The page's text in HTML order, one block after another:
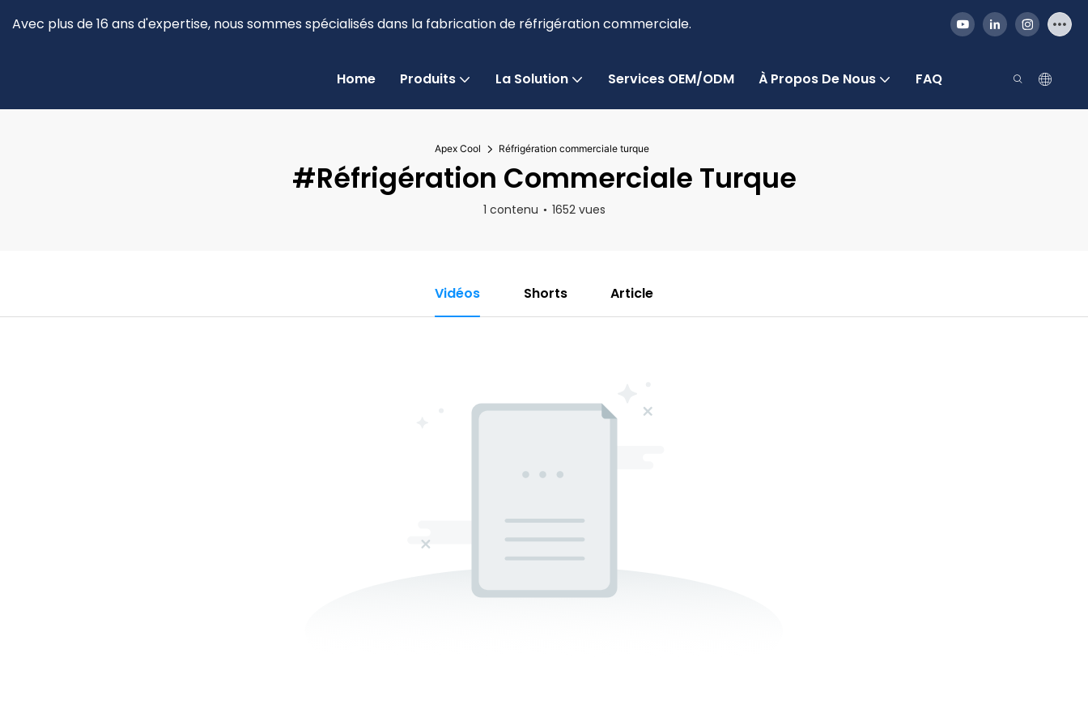
Avec plus de 16 ans d'expertise, nous sommes spécialisés dans la fabrication de réfrigération commerciale.
Home Produits La Solution Services OEM/ODM À Propos De Nous FAQ
Apex Cool Réfrigération commerciale turque
#Réfrigération Commerciale Turque
1 contenu 1652 vues
Vidéos Shorts Article